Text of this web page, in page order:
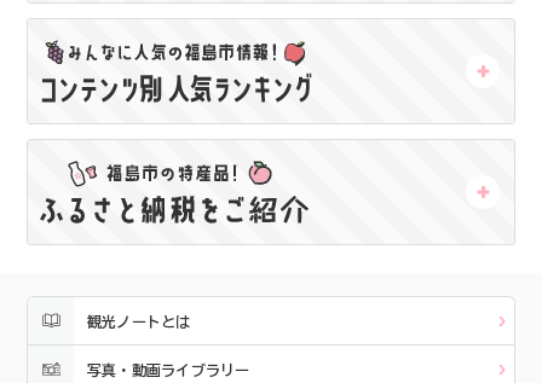
観光ノートとは
写真・動画ライブラリー